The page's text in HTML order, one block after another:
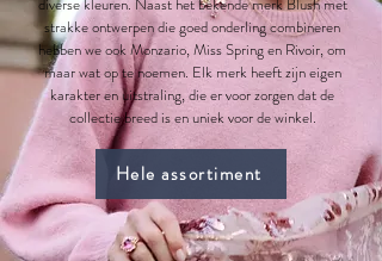
strakke ontwerpen die goed onderling combineren
hebben we ook Monzario, Miss Spring en Rivoir, om
maar wat op te noemen. Elk merk heeft zijn eigen
karakter en uitstraling, die er voor zorgen dat de
collectie breed is en uniek voor de winkel.
Hele assortiment